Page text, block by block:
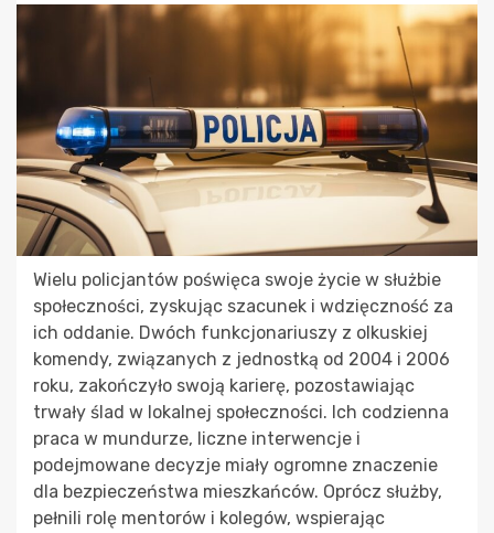
Wielu policjantów poświęca swoje życie w służbie
społeczności, zyskując szacunek i wdzięczność za
ich oddanie. Dwóch funkcjonariuszy z olkuskiej
komendy, związanych z jednostką od 2004 i 2006
roku, zakończyło swoją karierę, pozostawiając
trwały ślad w lokalnej społeczności. Ich codzienna
praca w mundurze, liczne interwencje i
podejmowane decyzje miały ogromne znaczenie
dla bezpieczeństwa mieszkańców. Oprócz służby,
pełnili rolę mentorów i kolegów, wspierając